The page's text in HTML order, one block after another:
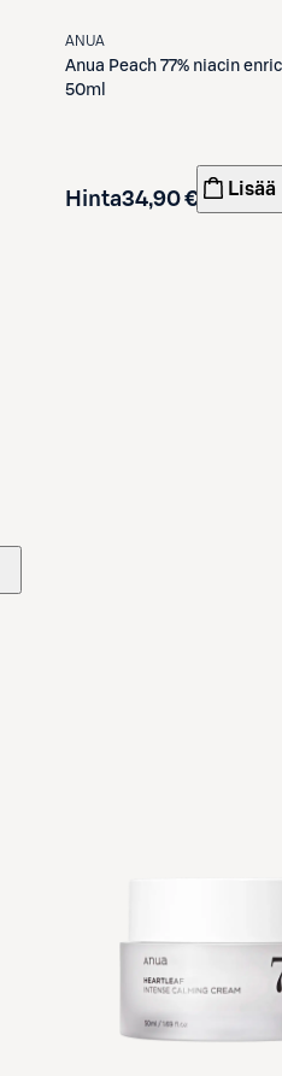
ANUA
Anua Peach 77% niacin
50ml
Hinta34,90 € Lisää